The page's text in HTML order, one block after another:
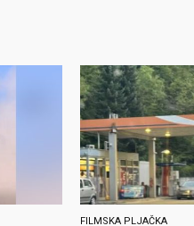
FILMSKA PLJAČKA